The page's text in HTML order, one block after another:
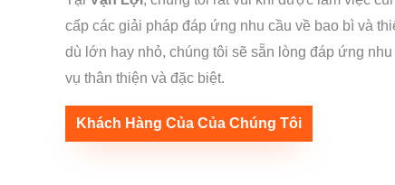
cấp các giải pháp đáp ứng nhu cầu về bao bì và
dù lớn hay nhỏ, chúng tôi sẽ sẵn lòng đáp ứng
vụ thân thiện và đặc biệt.
Khách Hàng Của Của Chúng Tôi